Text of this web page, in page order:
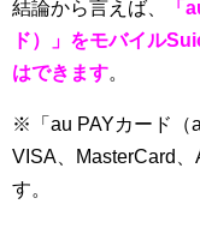
結論から言えば、
「
ド）」をモバイル
はできます。
※「au PAYカード（
VISA、MasterCard
す。